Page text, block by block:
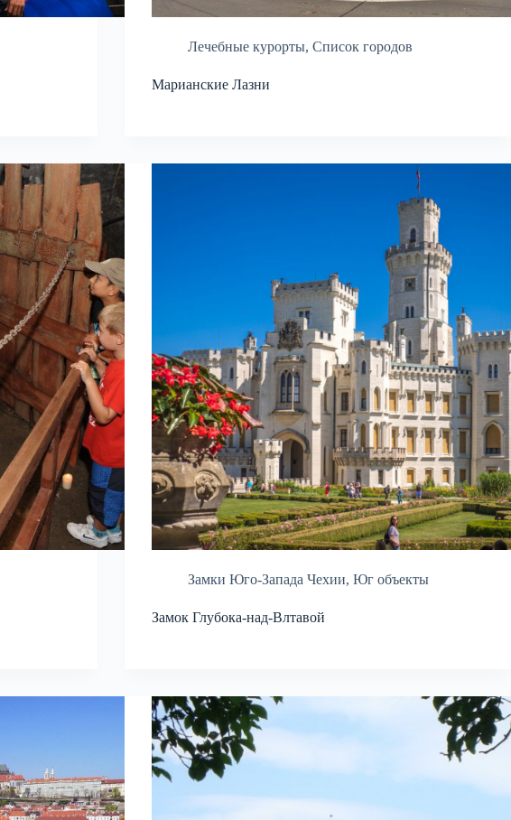
Лечебные курорты, Список городов
Марианские Лазни
Замки Юго-Запада Чехии, Юг объекты
Замок Глубока-над-Влтавой